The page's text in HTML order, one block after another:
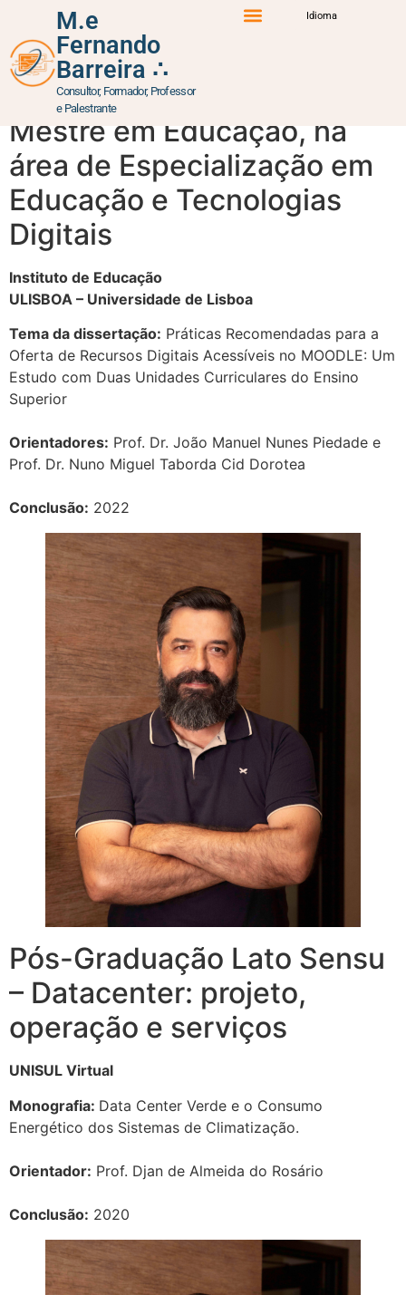
M.e
Fernando
Barreira ∴
Consultor, Formador, Professor
e Palestrante
Idioma
Cursos & Mentorias
Cursos & Mentorias
Mestre em Educação, na
área de Especialização em
Educação e Tecnologias
Digitais
Instituto de Educação
ULISBOA – Universidade de Lisboa
Tema da dissertação: Práticas Recomendadas para a
Oferta de Recursos Digitais Acessíveis no MOODLE: Um
Estudo com Duas Unidades Curriculares do Ensino
Superior
Orientadores: Prof. Dr. João Manuel Nunes Piedade e
Prof. Dr. Nuno Miguel Taborda Cid Dorotea
Conclusão: 2022
Pós-Graduação Lato Sensu
– Datacenter: projeto,
operação e serviços
UNISUL Virtual
Monografia: Data Center Verde e o Consumo
Energético dos Sistemas de Climatização.
Orientador: Prof. Djan de Almeida do Rosário
Conclusão: 2020